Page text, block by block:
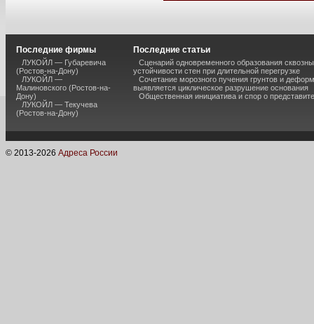
Последние фирмы
ЛУКОЙЛ — Губаревича
(Ростов-на-Дону)
ЛУКОЙЛ —
Малиновского (Ростов-на-
Дону)
ЛУКОЙЛ — Текучева
(Ростов-на-Дону)
Последние статьи
Сценарий одновременного образования
устойчивости стен при длительной перегрузке
Сочетание морозного пучения грунтов и
выявляется циклическое разрушение основания
Общественная инициатива и спор о
© 2013-2026 Адреса России